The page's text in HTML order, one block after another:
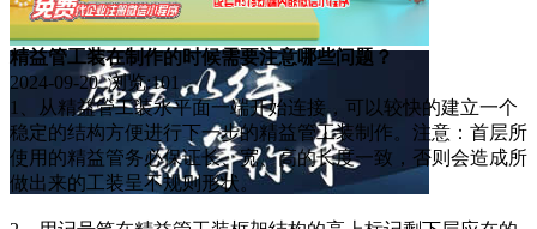
精益管工装在制作的时候需要注意哪些问题？
2024-09-20 浏览:101
1、从精益管工装水平面一端开始连接，可以较快的建立一个
稳定的结构方便进行下一步的精益管工装制作。注意：首层所
使用的精益管务必保证长、宽、高的长度一致，否则会造成所
做出来的工装呈不规则形状。